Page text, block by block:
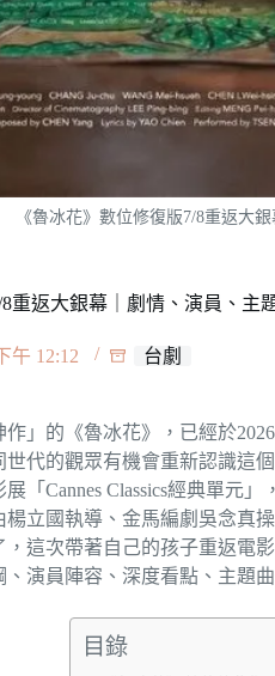
《魯冰花》數位修復版7/8重返大
8重返大銀幕｜劇情、演員、主
午 12:12 台劇
」的《魯冰花》，已經於
代的觀眾有機會重新認識這
「Cannes Classics經典單元
立國執導、金馬編劇吳念真
這次帶著自己的孩子重返電
演員陣容、深度看點、主題
目錄